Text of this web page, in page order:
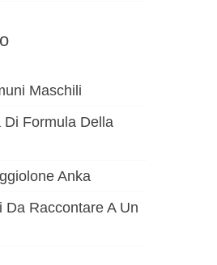
Maschili
Di Formula Della
Anka
Da Raccontare A Un